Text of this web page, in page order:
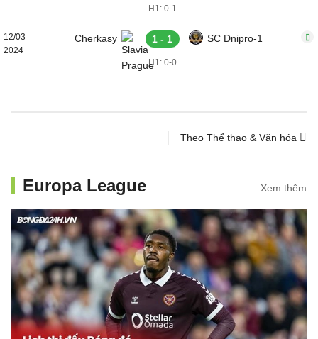
H1: 0-1
12/03
2024
Cherkasy 1 - 1 SC Dnipro-1
H1: 0-0
Theo Thể thao & Văn hóa
Europa League Xem thêm